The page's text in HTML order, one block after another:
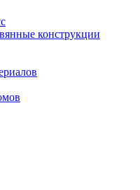
конструкции